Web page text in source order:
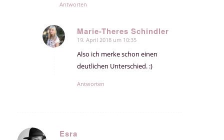
Antworten
Marie-Theres Schindler
sagte:
19. April 2018 um 10:35
Also ich merke schon einen
deutlichen Unterschied. :)
Antworten
Esra